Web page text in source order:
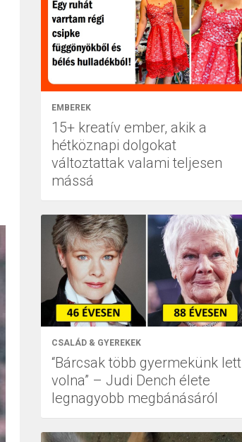
EMBEREK
15+ kreatív ember, akik a
hétköznapi dolgokat
változtattak valami teljesen
mássá
CSALÁD & GYEREKEK
“Bárcsak több gyermekünk lett
volna” – Judi Dench élete
legnagyobb megbánásáról